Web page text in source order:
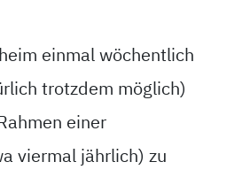
einmal wöchentlich
trotzdem möglich)
einer
viermal jährlich) zu